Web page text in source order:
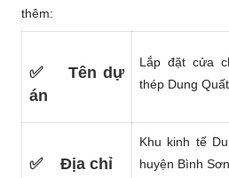
thêm:
✅ Tên dự
án
Lắp đặt cửa
thép Dung
✅Địa chỉ
Khu kinh tế
huyện Bình